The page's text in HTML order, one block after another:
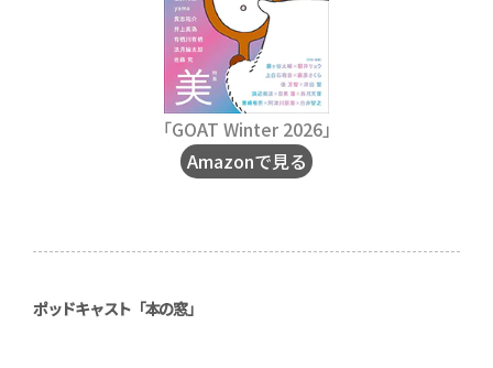
「GOAT Winter 2026」
Amazonで見る
ポッドキャスト「本の窓」